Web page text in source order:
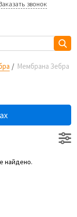
звонок
Мембрана Зебра
найдено.